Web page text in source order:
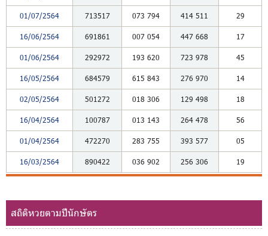
01/07/2564 713517 073 794 414 511 29
16/06/2564 691861 007 054 447 668 17
01/06/2564 292972 193 620 723 978 45
16/05/2564 684579 615 843 276 970 14
02/05/2564 501272 018 306 129 498 18
16/04/2564 100787 013 143 264 478 56
01/04/2564 472270 283 755 393 577 05
16/03/2564 890422 036 902 256 306 19
สถิติหวยตามปีนักษัตร